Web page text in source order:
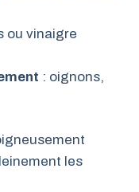
ou vinaigre
: oignons,
les